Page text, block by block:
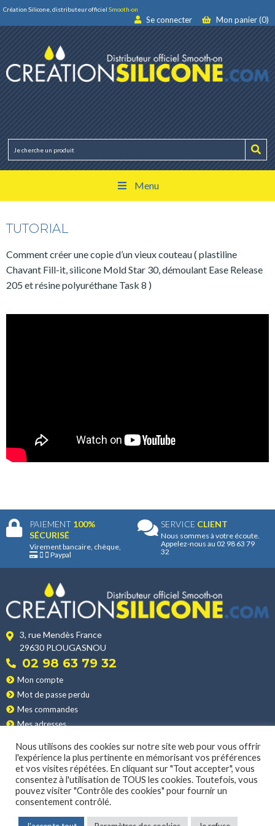
Création Silicone, distributeur officiel Smooth-on
Se connecter Mon panier (0)
Menu
TUTORIAL
Comment créer une copie d’un vieux couteau ( plastiline
Chavant Fill-it, silicone Mold Star 30, démoulant Ease Release
205 et résine polyuréthane Task 8 )
PAIEMENT 100%
SÉCURISÉ
Virement bancaire, chèque,
Paypal
SERVICE CLIENT
Nous sommes à votre écoute.
Appelez-nous au 02 98 63 79
32
3, rue Mendès France
29630 PLOUGASNOU
02 98 63 79 32
Mon compte
Mot de passe perdu
Mes commandes
Mes adresses
Les applications
Nos conditions de vente
La livraison
MENTIONS LÉGALES POLITIQUE DE CONFIDENTIALITÉ
Nous utilisons des cookies sur notre site web pour vous offrir
l'expérience la plus pertinente en mémorisant vos préférences
et vos visites répétées. En cliquant sur "Tout accepter", vous
consentez à l'utilisation de TOUS les cookies. Toutefois, vous
pouvez visiter "Contrôle des cookies" pour fournir un
consentement contrôlé.